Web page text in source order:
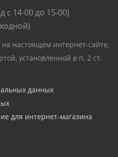
с 14-00 до 15-00)
настоящем интернет-сайте,
установленной в п. 2 ст.
данных
для интернет-магазина